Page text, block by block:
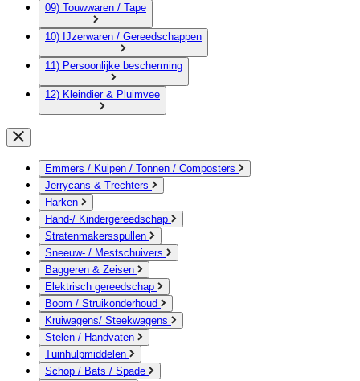
09) Touwwaren / Tape
10) IJzerwaren / Gereedschappen
11) Persoonlijke bescherming
12) Kleindier & Pluimvee
Emmers / Kuipen / Tonnen / Composters
Jerrycans & Trechters
Harken
Hand-/ Kindergereedschap
Stratenmakersspullen
Sneeuw- / Mestschuivers
Baggeren & Zeisen
Elektrisch gereedschap
Boom / Struikonderhoud
Kruiwagens/ Steekwagens
Stelen / Handvaten
Tuinhulpmiddelen
Schop / Bats / Spade